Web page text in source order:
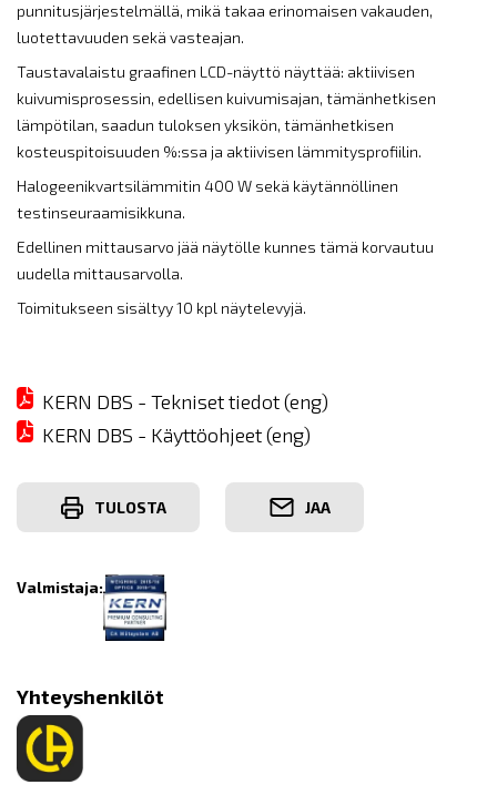
punnitusjärjestelmällä, mikä takaa erinomaisen vakauden,
luotettavuuden sekä vasteajan.
Taustavalaistu graafinen LCD-näyttö näyttää: aktiivisen
kuivumisprosessin, edellisen kuivumisajan, tämänhetkisen
lämpötilan, saadun tuloksen yksikön, tämänhetkisen
kosteuspitoisuuden %:ssa ja aktiivisen lämmitysprofiilin.
Halogeenikvartsilämmitin 400 W sekä käytännöllinen
testinseuraamisikkuna.
Edellinen mittausarvo jää näytölle kunnes tämä korvautuu
uudella mittausarvolla.
Toimitukseen sisältyy 10 kpl näytelevyjä.
KERN DBS - Tekniset tiedot (eng)
KERN DBS - Käyttöohjeet (eng)
TULOSTA JAA
Valmistaja:
Yhteyshenkilöt